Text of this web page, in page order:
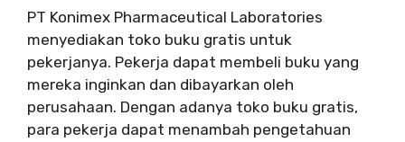
PT Konimex Pharmaceutical Laboratories
menyediakan toko buku gratis untuk
pekerjanya. Pekerja dapat membeli buku yang
mereka inginkan dan dibayarkan oleh
perusahaan. Dengan adanya toko buku gratis,
para pekerja dapat menambah pengetahuan